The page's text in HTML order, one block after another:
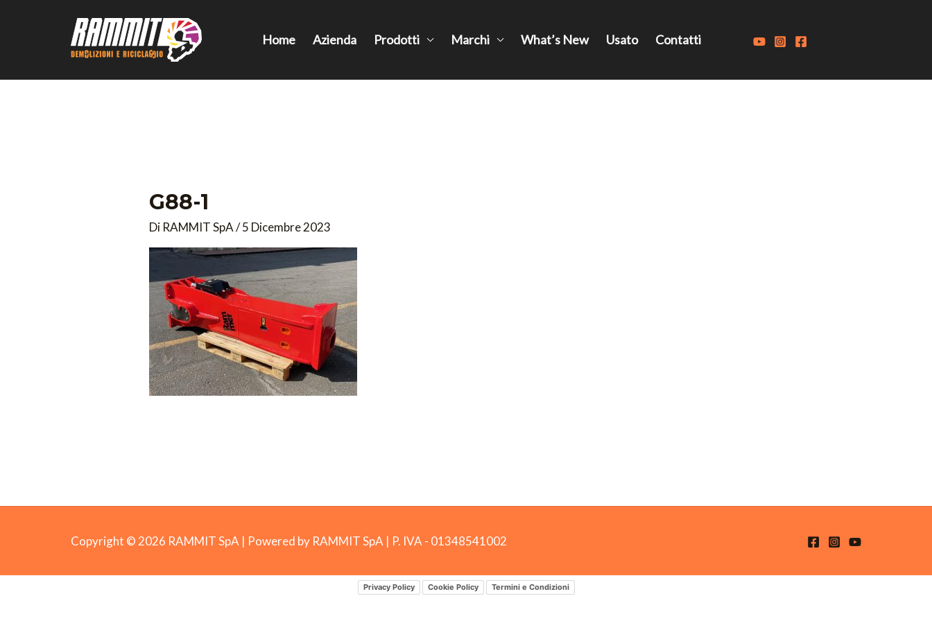
Home Azienda Prodotti Marchi What’s New Usato Contatti
G88-1
Di RAMMIT SpA/5 Dicembre 2023
Copyright © 2026 RAMMIT SpA | Powered by RAMMIT SpA | P. IVA - 01348541002
Privacy Policy Cookie Policy Termini e Condizioni